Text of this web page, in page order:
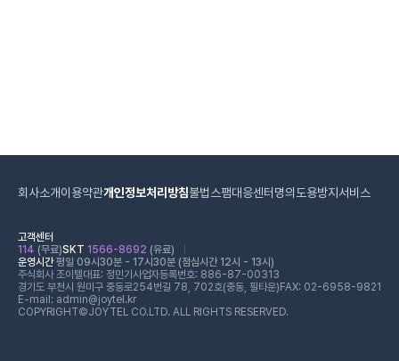
회사소개이용약관개인정보처리방침불법스팸대응센터 명의도용방지서비스
고객센터
114 (무료)SKT 1566-8692 (유료)
운영시간평일 09시30분 - 17시30분 (점심시간 12시 - 13시)
주식회사 조이텔대표: 정민기 사업자등록번호: 886-87-00313
경기도 부천시 원미구 중동로254번길 78, 702호(중동, 필타운) FAX: 02-6958-9821
E-mail: admin@joytel.kr
COPYRIGHT©JOYTEL CO.LTD. ALL RIGHTS RESERVED.